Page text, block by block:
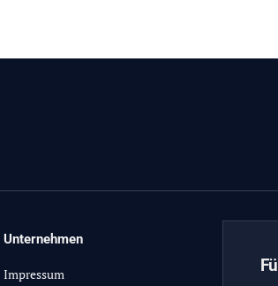
Unternehmen
Impressum